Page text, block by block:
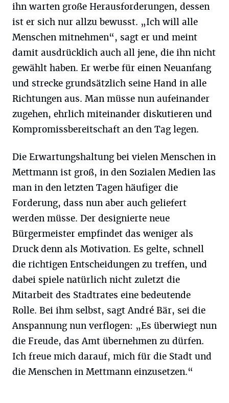
ihn warten große Herausforderungen, dessen
ist er sich nur allzu bewusst. „Ich will alle
Menschen mitnehmen“, sagt er und meint
damit ausdrücklich auch all jene, die ihn nicht
gewählt haben. Er werbe für einen Neuanfang
und strecke grundsätzlich seine Hand in alle
Richtungen aus. Man müsse nun aufeinander
zugehen, ehrlich miteinander diskutieren und
Kompromissbereitschaft an den Tag legen.
Die Erwartungshaltung bei vielen Menschen in
Mettmann ist groß, in den Sozialen Medien las
man in den letzten Tagen häufiger die
Forderung, dass nun aber auch geliefert
werden müsse. Der designierte neue
Bürgermeister empfindet das weniger als
Druck denn als Motivation. Es gelte, schnell
die richtigen Entscheidungen zu treffen, und
dabei spiele natürlich nicht zuletzt die
Mitarbeit des Stadtrates eine bedeutende
Rolle. Bei ihm selbst, sagt André Bär, sei die
Anspannung nun verflogen: „Es überwiegt nun
die Freude, das Amt übernehmen zu dürfen.
Ich freue mich darauf, mich für die Stadt und
die Menschen in Mettmann einzusetzen.“